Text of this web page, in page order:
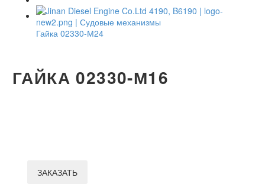
Гайка 02330-М24
ГАЙКА 02330-М16
ЗАКАЗАТЬ